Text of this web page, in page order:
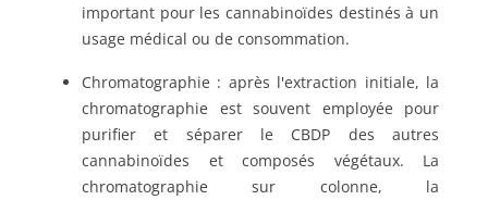
important pour les cannabinoïdes destinés à un
usage médical ou de consommation.
Chromatographie : après l'extraction initiale, la
chromatographie est souvent employée pour
purifier et séparer le CBDP des autres
cannabinoïdes et composés végétaux. La
chromatographie sur colonne, la